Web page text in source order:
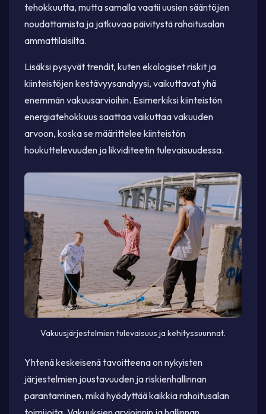
tehokkuutta, mutta samalla vaatii uusien sääntöjen
noudattamista ja jatkuvaa päivitystä rahoitusalan
ammattilaisilta.
Lisäksi pysyvät trendit, kuten ekologiset riskit ja
kiinteistöjen kestävyysanalyysi, vaikuttavat yhä
enemmän vakuusarvioihin. Esimerkiksi kiinteistön
energiatehokkuus saattaa vaikuttaa vakuuden
arvoon, koska se määrittelee kiinteistön
houkuttelevuuden ja likviditeetin tulevaisuudessa.
Vakuusjärjestelmien tulevaisuus ja kehityssuunnat.
Yhtenä keskeisenä tavoitteena on nykyisten
järjestelmien joustavuuden ja riskienhallinnan
parantaminen, mikä hyödyttää kaikkia rahoitusalan